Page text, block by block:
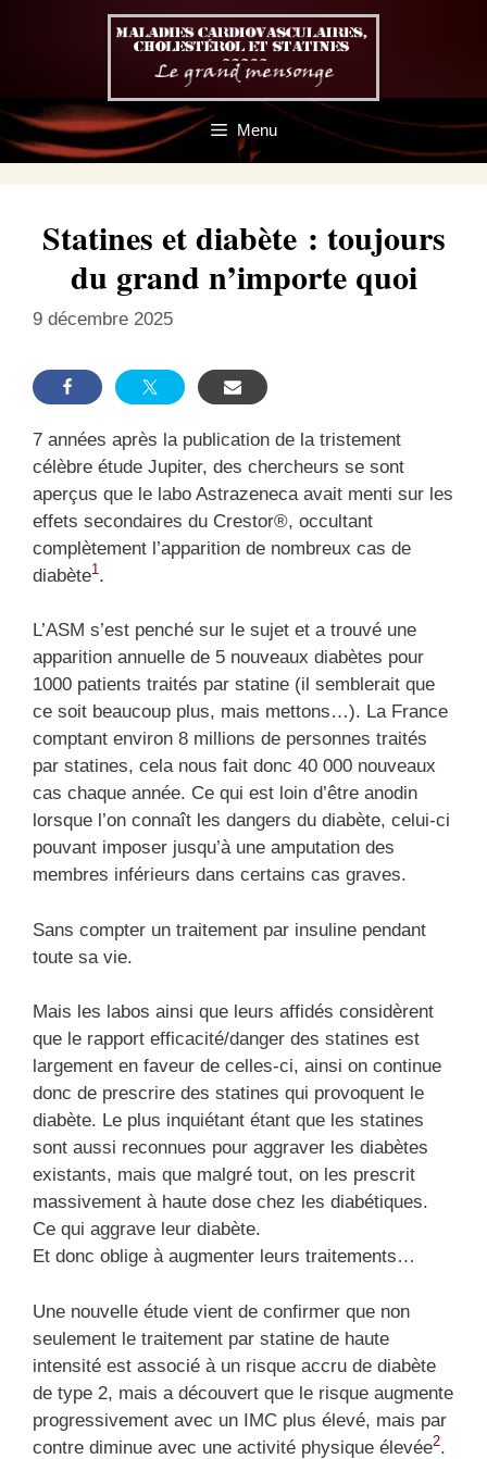
Menu
Statines et diabète : toujours
du grand n’importe quoi
9 décembre 2025
7 années après la publication de la tristement
célèbre étude Jupiter, des chercheurs se sont
aperçus que le labo Astrazeneca avait menti sur les
effets secondaires du Crestor®, occultant
complètement l’apparition de nombreux cas de
diabète1 .
L’ASM s’est penché sur le sujet et a trouvé une
apparition annuelle de 5 nouveaux diabètes pour
1000 patients traités par statine (il semblerait que
ce soit beaucoup plus, mais mettons…). La France
comptant environ 8 millions de personnes traités
par statines, cela nous fait donc 40 000 nouveaux
cas chaque année. Ce qui est loin d’être anodin
lorsque l’on connaît les dangers du diabète, celui-ci
pouvant imposer jusqu’à une amputation des
membres inférieurs dans certains cas graves.
Sans compter un traitement par insuline pendant
toute sa vie.
Mais les labos ainsi que leurs affidés considèrent
que le rapport efficacité/danger des statines est
largement en faveur de celles-ci, ainsi on continue
donc de prescrire des statines qui provoquent le
diabète. Le plus inquiétant étant que les statines
sont aussi reconnues pour aggraver les diabètes
existants, mais que malgré tout, on les prescrit
massivement à haute dose chez les diabétiques.
Ce qui aggrave leur diabète.
Et donc oblige à augmenter leurs traitements…
Une nouvelle étude vient de confirmer que non
seulement le traitement par statine de haute
intensité est associé à un risque accru de diabète
de type 2, mais a découvert que le risque augmente
progressivement avec un IMC plus élevé, mais par
contre diminue avec une activité physique élevée2.